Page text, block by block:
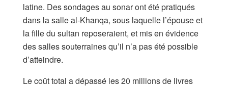
latine. Des sondages au sonar ont été pratiqués
dans la salle al-Khanqa, sous laquelle l’épouse et
la fille du sultan reposeraient, et mis en évidence
des salles souterraines qu’il n’a pas été possible
d’atteindre.
Le coût total a dépassé les 20 millions de livres